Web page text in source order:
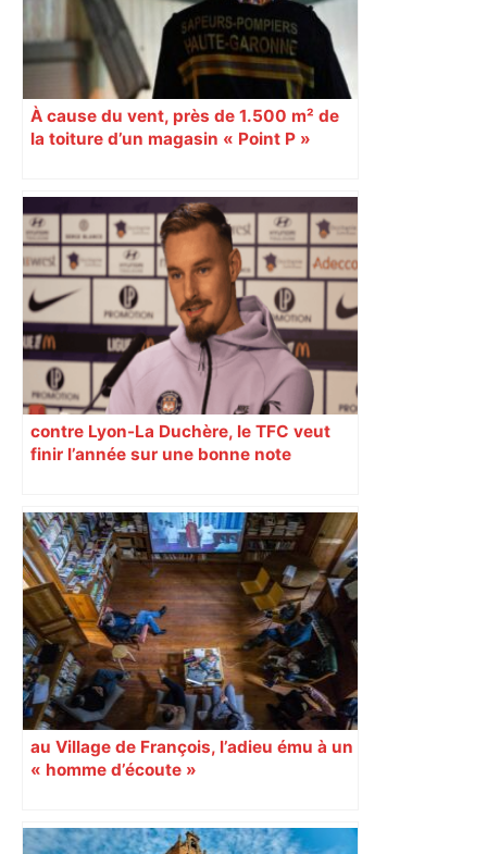
À cause du vent, près de 1.500 m² de
la toiture d’un magasin « Point P »
contre Lyon-La Duchère, le TFC veut
finir l’année sur une bonne note
au Village de François, l’adieu ému à un
« homme d’écoute »